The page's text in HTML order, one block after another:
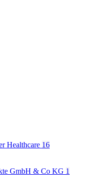
Healthcare 16
GmbH & Co KG 1